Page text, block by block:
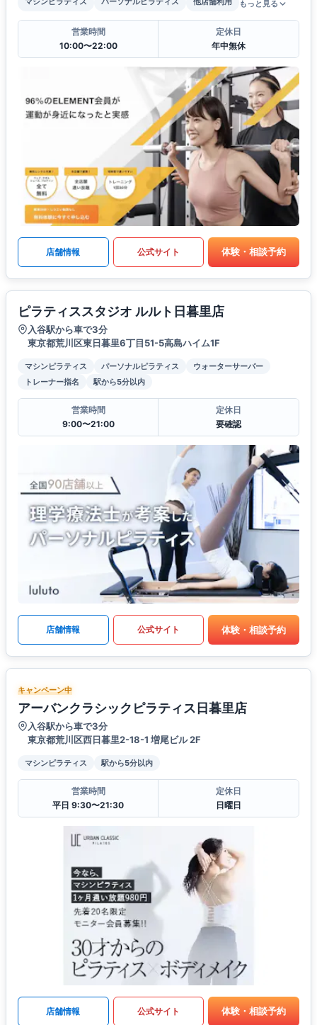
もっと見る
営業時間
10:00〜22:00
定休日
年中無休
店舗情報 公式サイト 体験・相談予約
ピラティススタジオ ルルト日暮里店
入谷駅から車で3分
東京都荒川区東日暮里6丁目51-5高島ハイム1F
マシンピラティス パーソナルピラティス
ウォーターサーバー
トレーナー指名
駅から5分以内
営業時間
9:00〜21:00
定休日
要確認
店舗情報 公式サイト 体験・相談予約
キャンペーン中
アーバンクラシックピラティス日暮里店
入谷駅から車で3分
東京都荒川区西日暮里2-18-1 増尾ビル 2F
マシンピラティス 駅から5分以内
営業時間
平日 9:30〜21:30
定休日
日曜日
店舗情報 公式サイト 体験・相談予約